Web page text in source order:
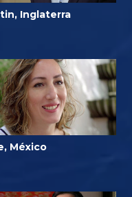
Inglaterra
México